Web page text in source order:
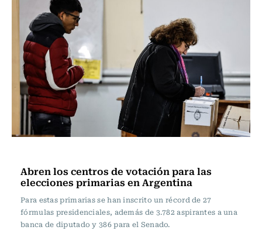
Abren los centros de votación para las
elecciones primarias en Argentina
Para estas primarias se han inscrito un récord de 27
fórmulas presidenciales, además de 3.782 aspirantes a una
banca de diputado y 386 para el Senado.